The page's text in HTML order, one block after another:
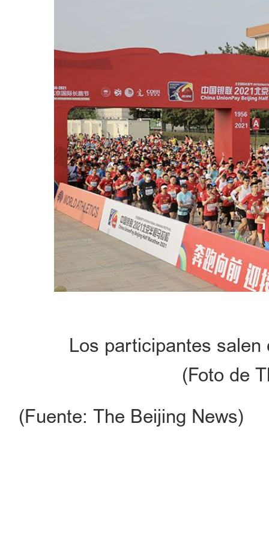
Los participantes
(Foto de
(Fuente: The Beijing News)